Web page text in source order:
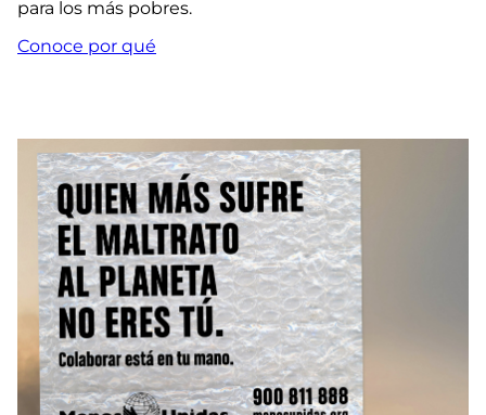
para los más pobres.
Conoce por qué